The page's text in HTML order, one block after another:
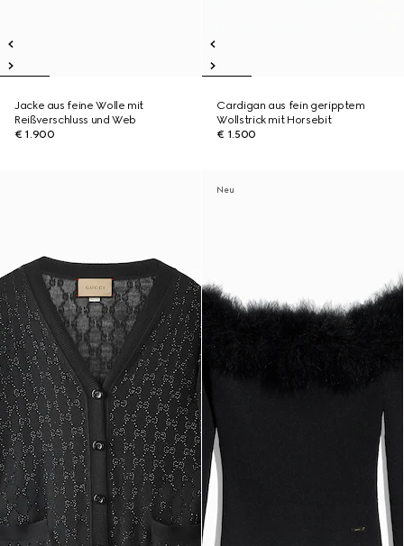
Jacke aus feine Wolle mit
Reißverschluss und Web
€ 1.900
Cardigan aus fein geripptem
Wollstrick mit Horsebit
€ 1.500
Neu